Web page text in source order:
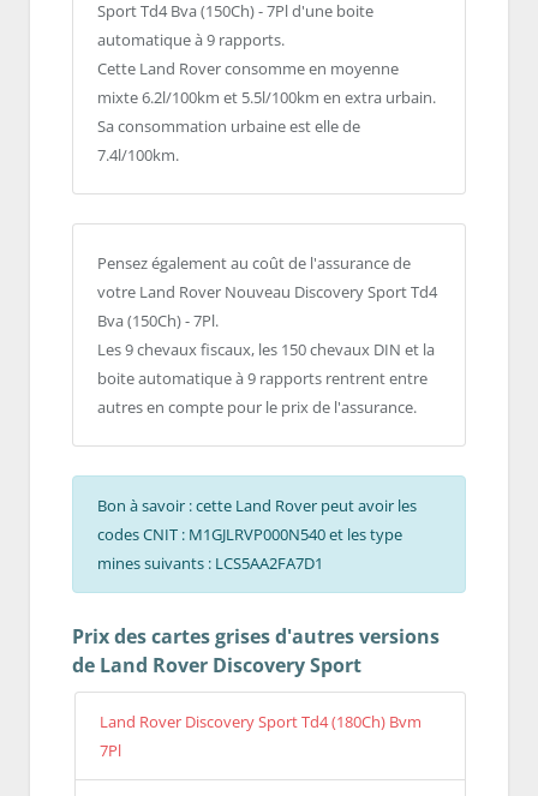
Sport Td4 Bva (150Ch) - 7Pl d'une boite
automatique à 9 rapports.
Cette Land Rover consomme en moyenne
mixte 6.2l/100km et 5.5l/100km en extra urbain.
Sa consommation urbaine est elle de
7.4l/100km.
Pensez également au coût de l'assurance de
votre Land Rover Nouveau Discovery Sport Td4
Bva (150Ch) - 7Pl.
Les 9 chevaux fiscaux, les 150 chevaux DIN et la
boite automatique à 9 rapports rentrent entre
autres en compte pour le prix de l'assurance.
Bon à savoir : cette Land Rover peut avoir les
codes CNIT : M1GJLRVP000N540 et les type
mines suivants : LCS5AA2FA7D1
Prix des cartes grises d'autres versions
de Land Rover Discovery Sport
Land Rover Discovery Sport Td4 (180Ch) Bvm
7Pl